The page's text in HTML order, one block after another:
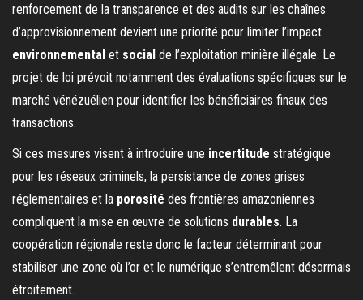
renforcement de la transparence et des audits sur les chaînes
d’approvisionnement devient une priorité pour limiter l’impact
environnemental et social de l’exploitation minière illégale. Le
projet de loi prévoit notamment des évaluations spécifiques sur le
marché vénézuélien pour identifier les bénéficiaires finaux des
transactions.
Si ces mesures visent à introduire une incertitude stratégique
pour les réseaux criminels, la persistance de zones grises
réglementaires et la porosité des frontières amazoniennes
compliquent la mise en œuvre de solutions durables. La
coopération régionale reste donc le facteur déterminant pour
stabiliser une zone où l’or et le numérique s’entremêlent désormais
étroitement.